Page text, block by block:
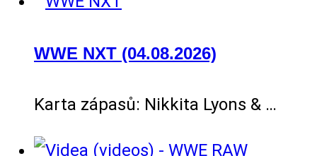
WWE NXT (04.08.2026)
Karta zápasů: Nikkita Lyons & …